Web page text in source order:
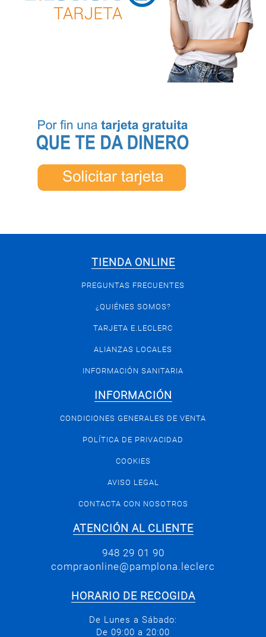
TIENDA ONLINE
PREGUNTAS FRECUENTES
¿QUIÉNES SOMOS?
TARJETA E.LECLERC
ALIANZAS LOCALES
INFORMACIÓN SANITARIA
INFORMACIÓN
CONDICIONES GENERALES DE VENTA
POLÍTICA DE PRIVACIDAD
COOKIES
AVISO LEGAL
CONTACTA CON NOSOTROS
ATENCIÓN AL CLIENTE
948 29 01 90
compraonline@pamplona.leclerc
HORARIO DE RECOGIDA
De Lunes a Sábado:
De 09:00 a 20:00